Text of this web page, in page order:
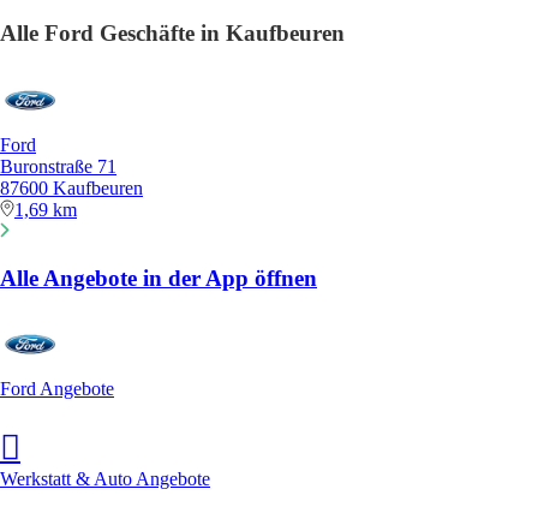
Alle Ford Geschäfte in Kaufbeuren
Ford
Buronstraße 71
87600 Kaufbeuren
1,69 km
Alle Angebote in der App öffnen
Ford Angebote
Werkstatt & Auto Angebote